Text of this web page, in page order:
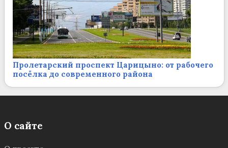
Пролетарский проспект Царицыно: от рабочего
посёлка до современного района
О сайте